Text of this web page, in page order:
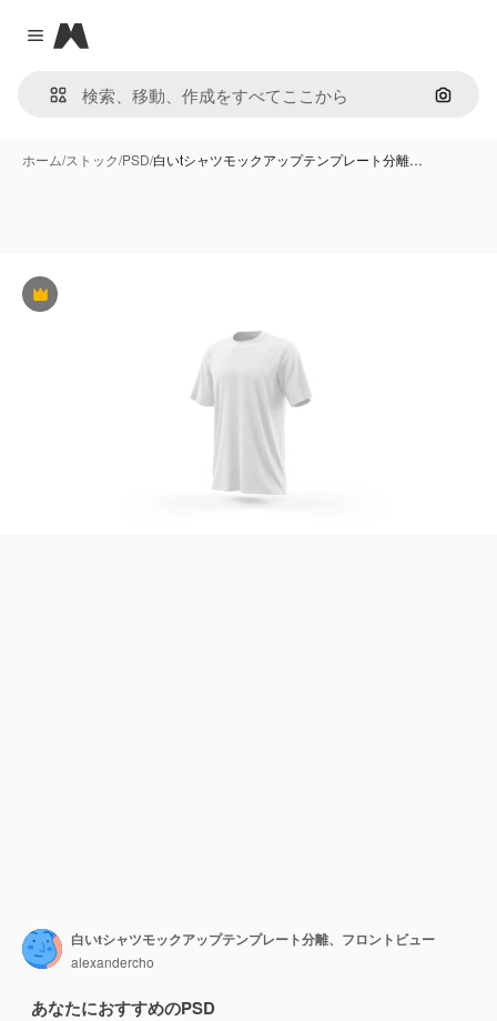
Close menu
Magnific
画像で
ホーム/ストック/PSD/白いtシャツモックアップテンプレート分離…
Premium
白いtシャツモックアップテンプレート分離、フロントビュー
alexandercho
あなたにおすすめのPSD